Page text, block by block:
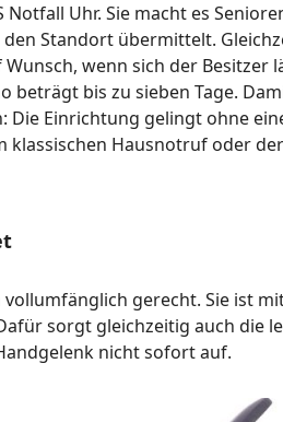
Uhr. Sie macht es
Standort übermittelt.
wenn sich der Besitzer
bis zu sieben Tage.
Einrichtung gelingt ohne
klassischen Hausnotruf oder
gerecht. Sie ist
sorgt gleichzeitig auch die
nicht sofort auf.